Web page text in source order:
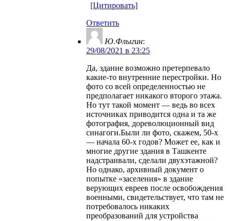
[Цитировать]
Ответить
Ю.Флыгин:
29/08/2021 в 23:25
Да, здание возможно претерпевало
какие-то внутренние перестройки. Но
фото со всей определенностью не
предполагает никакого второго этажа.
Но тут такой момент — ведь во всех
источниках приводится одна и та же
фотография, дореволюционный вид
синагоги.Были ли фото, скажем, 50-х
— начала 60-х годов? Может ее, как и
многие другие здания в Ташкенте
надстраивали, сделали двухэтажной?
Но однако, архивный документ о
попытке «заселения» в здание
верующих евреев после освобождения
военными, свидетельствует, что там не
потребовалось никаких
преобразований для устройства